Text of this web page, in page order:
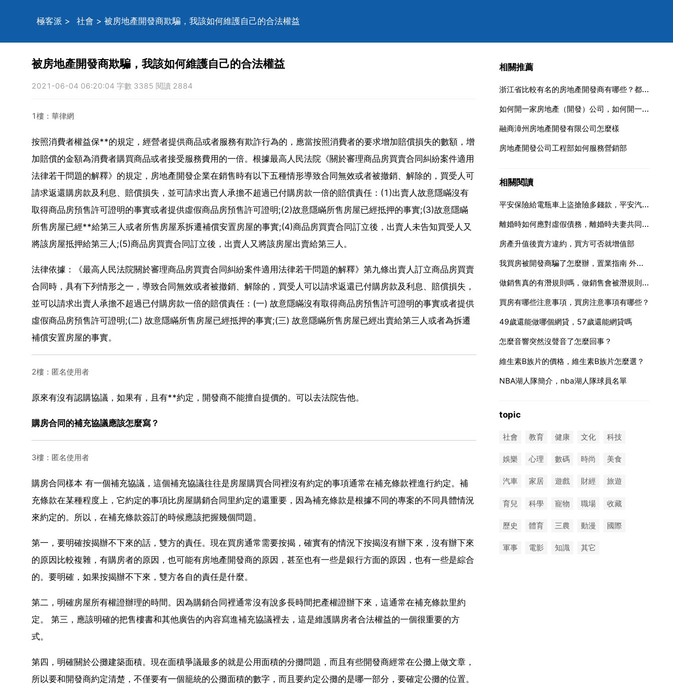
極客派 > 社會 > 被房地產開發商欺騙，我該如何維護自己的合法權益
被房地產開發商欺騙，我該如何維護自己的合法權益
2021-06-04 06:20:04 字數 3385 閱讀 2884
1樓：華律網
按照消費者權益保**的規定，經營者提供商品或者服務有欺詐行為的，應當按照消費者的要求增加賠償損失的數額，增
加賠償的金額為消費者購買商品或者接受服務費用的一倍。根據最高人民法院《關於審理商品房買賣合同糾紛案件適用
法律若干問題的解釋》的規定，房地產開發企業在銷售時有以下五種情形導致合同無效或者被撤銷、解除的，買受人可
請求返還購房款及利息、賠償損失，並可請求出賣人承擔不超過已付購房款一倍的賠償責任：(1)出賣人故意隱瞞沒有
取得商品房預售許可證明的事實或者提供虛假商品房預售許可證明;(2)故意隱瞞所售房屋已經抵押的事實;(3)故意隱瞞
所售房屋已經**給第三人或者所售房屋系拆遷補償安置房屋的事實;(4)商品房買賣合同訂立後，出賣人未告知買受人又
將該房屋抵押給第三人;(5)商品房買賣合同訂立後，出賣人又將該房屋出賣給第三人。
法律依據：《最高人民法院關於審理商品房買賣合同糾紛案件適用法律若干問題的解釋》第九條出賣人訂立商品房買賣
合同時，具有下列情形之一，導致合同無效或者被撤銷、解除的，買受人可以請求返還已付購房款及利息、賠償損失，
並可以請求出賣人承擔不超過已付購房款一倍的賠償責任：(一) 故意隱瞞沒有取得商品房預售許可證明的事實或者提供
虛假商品房預售許可證明;(二) 故意隱瞞所售房屋已經抵押的事實;(三) 故意隱瞞所售房屋已經出賣給第三人或者為拆遷
補償安置房屋的事實。
2樓：匿名使用者
原來有沒有認購協議，如果有，且有**約定，開發商不能擅自提價的。可以去法院告他。
購房合同的補充協議應該怎麼寫？
3樓：匿名使用者
購房合同樣本 有一個補充協議，這個補充協議往往是房屋購買合同裡沒有約定的事項通常在補充條款裡進行約定。補
充條款在某種程度上，它約定的事項比房屋購銷合同里約定的還重要，因為補充條款是根據不同的專案的不同具體情況
來約定的。所以，在補充條款簽訂的時候應該把握幾個問題。
第一，要明確按揭辦不下來的話，雙方的責任。現在買房通常需要按揭，確實有的情況下按揭沒有辦下來，沒有辦下來
的原因比較複雜，有購房者的原因，也可能有房地產開發商的原因，甚至也有一些是銀行方面的原因，也有一些是綜合
的。要明確，如果按揭辦不下來，雙方各自的責任是什麼。
第二，明確房屋所有權證辦理的時間。因為購銷合同裡通常沒有說多長時間把產權證辦下來，這通常在補充條款里約
定。 第三，應該明確的把售樓書和其他廣告的內容寫進補充協議裡去，這是維護購房者合法權益的一個很重要的方
式。
第四，明確關於公攤建築面積。現在面積爭議最多的就是公用面積的分攤問題，而且有些開發商經常在公攤上做文章，
所以要和開發商約定清楚，不僅要有一個籠統的公攤面積的數字，而且要約定公攤的是哪一部分，要確定公攤的位置。
相關推薦
浙江省比較有名的房地產開發商有哪些？都有哪些做的比較成功的樓
如何開一家房地產（開發）公司，如何開一家房地產（開發）公司
融商漳州房地產開發有限公司怎麼樣
房地產開發公司工程部如何服務營銷部
相關閱讀
平安保險給電瓶車上盜搶險多錢款，平安汽車盜搶險多少錢一份
離婚時如何應對虛假債務，離婚時夫妻共同債務如何認定
房產升值後賣方違約，買方可否就增值部
我買房被開發商騙了怎麼辦，置業指南 外地人買房被限購怎麼辦
做銷售真的有潛規則嗎，做銷售會被潛規則嗎？
買房有哪些注意事項，買房注意事項有哪些？
49歲還能做哪個網貸，57歲還能網貸嗎
怎麼音響突然沒聲音了怎麼回事？
維生素B族片的價格，維生素B族片怎麼選？
NBA湖人隊簡介，nba湖人隊球員名單
topic
社會 教育 健康 文化 科技
娛樂 心理 數碼 時尚 美食
汽車 家居 遊戲 財經 旅遊
育兒 科學 寵物 職場 收藏
歷史 體育 三農 動漫 國際
軍事 電影 知識 其它